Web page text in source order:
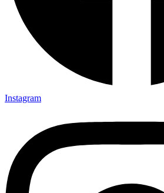
Instagram